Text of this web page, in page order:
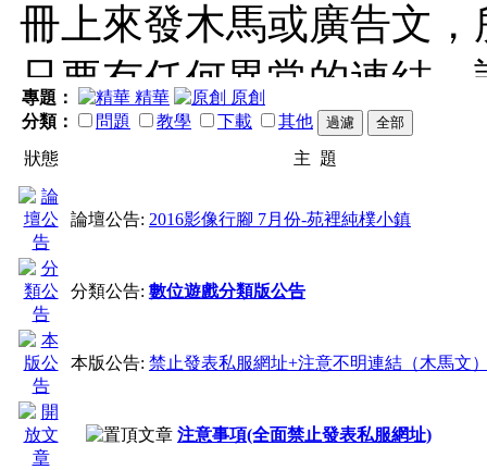
冊上來發木馬或廣告文
只要有任何異常的連結
再點，
如果發現有木馬，請立
內封鎖該帳號
http://bbs.mychat.to/
目前發現的木馬文共同特
專題： 精華
原創
分類：
問題 教學 下載
其他
狀態
主 題
論壇公告: 2016影像行腳 7月份-苑裡純樸小鎮
分類公告: 數位遊戲分類版公告
本版公告: 禁止發表私服網址+注意不明連結（木馬文
注意事項(全面禁止發表私服網址)